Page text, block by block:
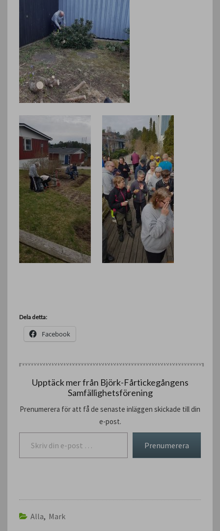
Dela detta:
Facebook
Upptäck mer från Björk-Fårtickegångens
Samfällighetsförening
Prenumerera för att få de senaste inläggen skickade till din
e-post.
Skriv din e-post …
Prenumerera
Alla, Mark